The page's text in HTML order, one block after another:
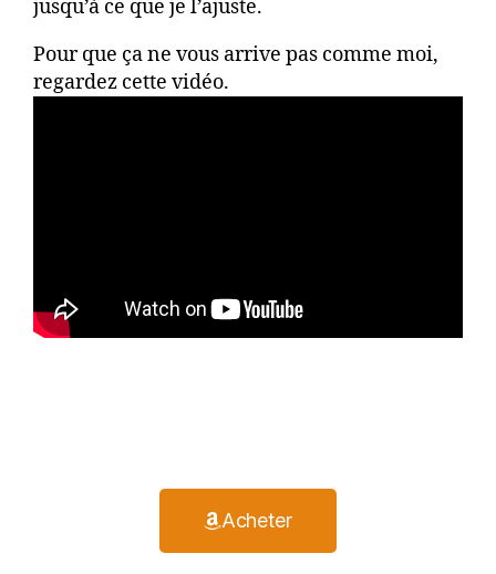
jusqu’à ce que je l’ajuste.
Pour que ça ne vous arrive pas comme moi,
regardez cette vidéo.
Acheter